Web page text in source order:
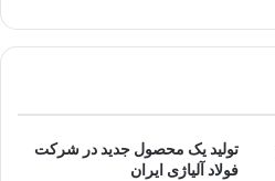
تولید یک محصول جدید در شرکت
فولاد آلیاژی ایران